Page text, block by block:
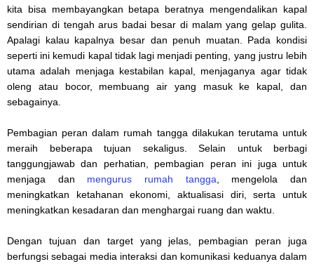
kita bisa membayangkan betapa beratnya mengendalikan kapal
sendirian di tengah arus badai besar di malam yang gelap gulita.
Apalagi kalau kapalnya besar dan penuh muatan. Pada kondisi
seperti ini kemudi kapal tidak lagi menjadi penting, yang justru lebih
utama adalah menjaga kestabilan kapal, menjaganya agar tidak
oleng atau bocor, membuang air yang masuk ke kapal, dan
sebagainya.
Pembagian peran dalam rumah tangga dilakukan terutama untuk
meraih beberapa tujuan sekaligus. Selain untuk berbagi
tanggungjawab dan perhatian, pembagian peran ini juga untuk
menjaga dan mengurus rumah tangga , mengelola dan
meningkatkan ketahanan ekonomi, aktualisasi diri, serta untuk
meningkatkan kesadaran dan menghargai ruang dan waktu.
Dengan tujuan dan target yang jelas, pembagian peran juga
berfungsi sebagai media interaksi dan komunikasi keduanya dalam